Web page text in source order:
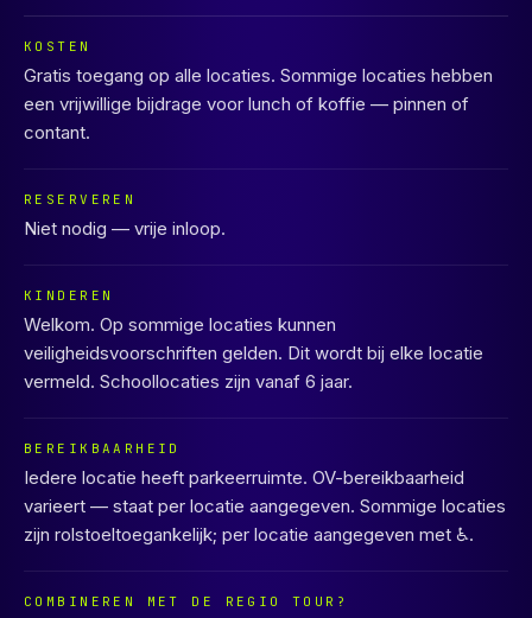
KOSTEN
Gratis toegang op alle locaties. Sommige locaties hebben
een vrijwillige bijdrage voor lunch of koffie — pinnen of
contant.
RESERVEREN
Niet nodig — vrije inloop.
KINDEREN
Welkom. Op sommige locaties kunnen
veiligheidsvoorschriften gelden. Dit wordt bij elke locatie
vermeld. Schoollocaties zijn vanaf 6 jaar.
BEREIKBAARHEID
Iedere locatie heeft parkeerruimte. OV-bereikbaarheid
varieert — staat per locatie aangegeven. Sommige locaties
zijn rolstoeltoegankelijk; per locatie aangegeven met ♿.
COMBINEREN MET DE REGIO TOUR?